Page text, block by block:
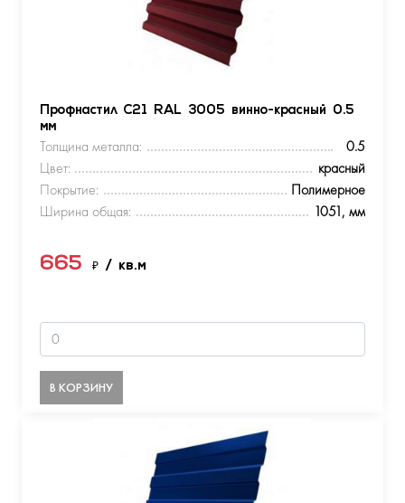
Профнастил С21 RAL 3005 винно-красный 0.5
мм
Толщина металла:
0.5
Цвет:
красный
Покрытие:
Полимерное
Ширина общая:
1051, мм
665 ₽ / кв.м
В КОРЗИНУ